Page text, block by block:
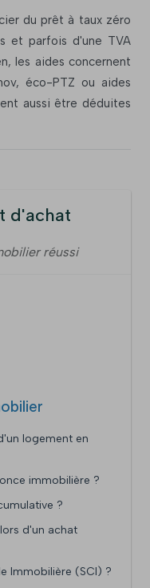
du prêt à taux zéro
et parfois d'une TVA
les aides concernent
éco-PTZ ou aides
aussi être déduites
d'achat
réussi
logement en
immobilière ?
?
d'un achat
Immobilière (SCI) ?